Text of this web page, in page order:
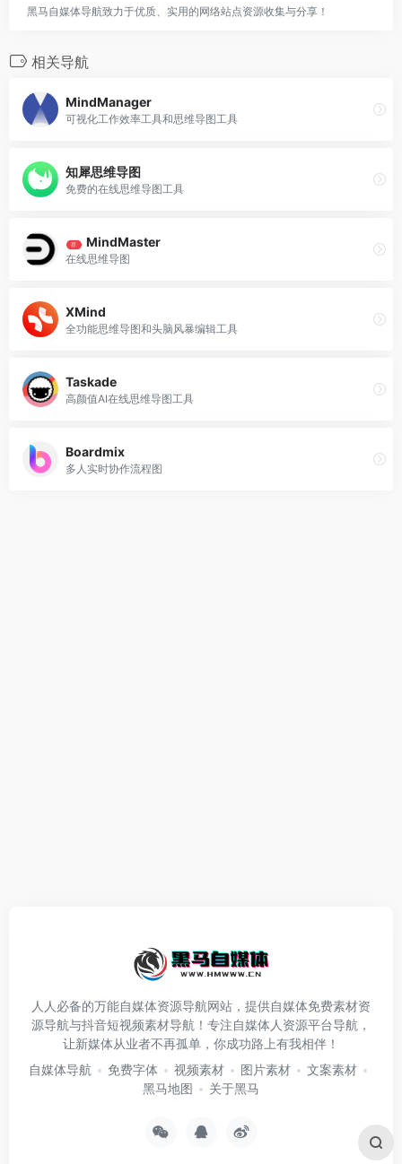
黑马自媒体导航致力于优质、实用的网络站点资源收集与分享！
相关导航
MindManager
可视化工作效率工具和思维导图工具
知犀思维导图
免费的在线思维导图工具
荐 MindMaster
在线思维导图
XMind
全功能思维导图和头脑风暴编辑工具
Taskade
高颜值AI在线思维导图工具
Boardmix
多人实时协作流程图
人人必备的万能自媒体资源导航网站，提供自媒体免费素材资
源导航与抖音短视频素材导航！专注自媒体人资源平台导航，
让新媒体从业者不再孤单，你成功路上有我相伴！
自媒体导航
免费字体 视频素材 图片素材
文案素材
黑马地图
关于黑马